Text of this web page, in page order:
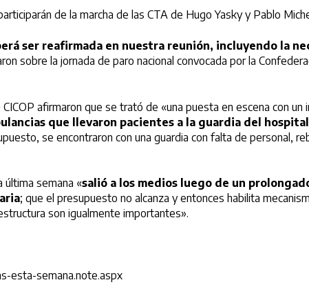
de la marcha de las CTA de Hugo Yasky y Pablo
ser reafirmada en nuestra reunión, incluyendo la
sobre la jornada de paro nacional convocada por la
afirmaron que se trató de «una puesta en escena con un
que llevaron pacientes a la guardia del
se encontraron con una guardia con falta de personal,
última semana «salió a los medios luego de un
; que el presupuesto no alcanza y entonces habilita
son igualmente importantes».
esta-semana.note.aspx